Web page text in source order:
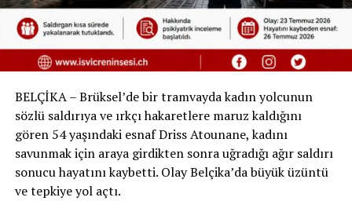
BELÇİKA – Brüksel’de bir tramvayda kadın yolcunun
sözlü saldırıya ve ırkçı hakaretlere maruz kaldığını
gören 54 yaşındaki esnaf Driss Atounane, kadını
savunmak için araya girdikten sonra uğradığı ağır saldırı
sonucu hayatını kaybetti. Olay Belçika’da büyük üzüntü
ve tepkiye yol açtı.